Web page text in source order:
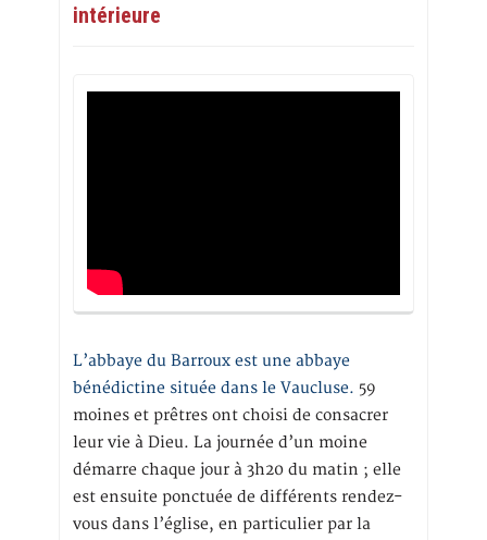
intérieure
L’abbaye du Barroux est une abbaye
bénédictine située dans le Vaucluse. 59
moines et prêtres ont choisi de consacrer
leur vie à Dieu. La journée d’un moine
démarre chaque jour à 3h20 du matin ; elle
est ensuite ponctuée de différents rendez-
vous dans l’église, en particulier par la